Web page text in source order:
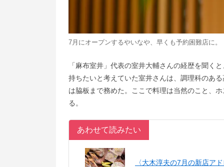
7月にオープンするやいなや、早くも予約困難店に。
「麻布室井」代表の室井大輔さんの経歴を聞く
持ちたいと考えていた室井さんは、調理科のあ
は脇板まで務めた。ここで料理は当然のこと、
る。
あわせて読みたい
〈大木淳夫の7月の新店ア